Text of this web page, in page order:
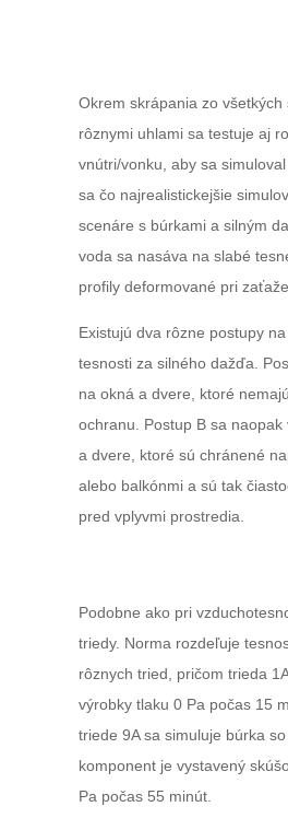
Okrem skrápania zo všetkých
rôznymi uhlami sa testuje aj
vnútri/vonku, aby sa
sa čo najrealistickejšie
scenáre s búrkami a silným
voda sa nasáva na slabé
profily deformované pri
Existujú dva rôzne postupy
tesnosti za silného dažďa.
na okná a dvere, ktoré
ochranu. Postup B sa
a dvere, ktoré sú chránené
alebo balkónmi a sú tak
pred vplyvmi prostredia.
Podobne ako pri
triedy. Norma rozdeľuje
rôznych tried, pričom trieda
výrobky tlaku 0 Pa počas 15
triede 9A sa simuluje búrka
komponent je vystavený
Pa počas 55 minút.